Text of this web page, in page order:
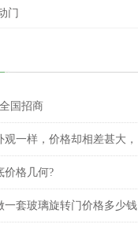
门
国招商
一样，价格却相差甚大，
价格几何?
一套玻璃旋转门价格多少钱